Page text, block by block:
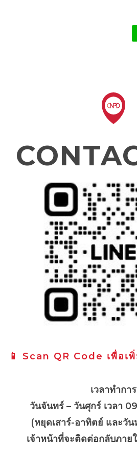
📱 Scan QR Code เพื่อเ
เวลาทำการ
วันจันทร์ – วันศุกร์ เวลา
(หยุดเสาร์-อาทิตย์ และวั
เจ้าหน้าที่จะติดต่อกลับภาย